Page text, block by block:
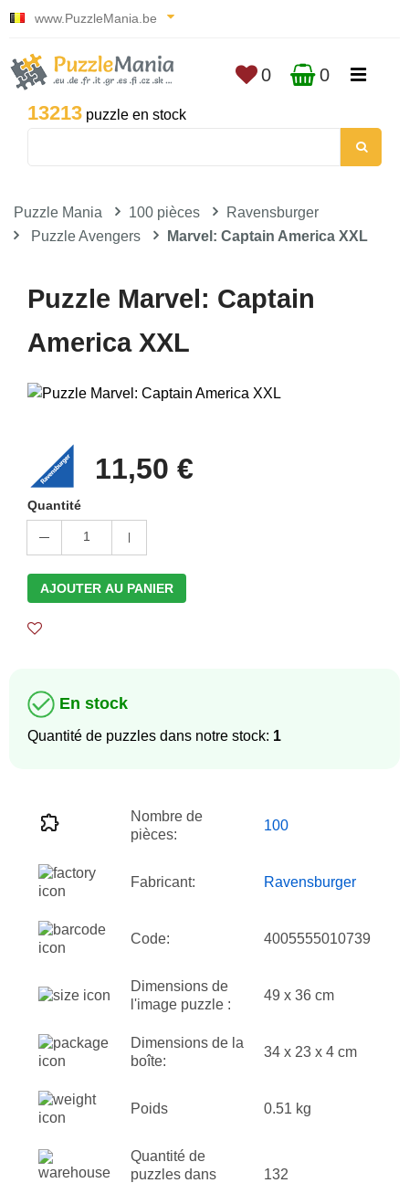
www.PuzzleMania.be
13213 puzzle en stock
0 0
Puzzle Mania 100 pièces
Ravensburger
Puzzle Avengers
Marvel: Captain America XXL
Puzzle Marvel: Captain
America XXL
11,50 €
Quantité
1
AJOUTER AU PANIER
En stock
Quantité de puzzles dans notre stock: 1
Nombre de
pièces:
100
Fabricant: Ravensburger
Code: 4005555010739
Dimensions de
l'image puzzle :
49 x 36 cm
Dimensions de la
boîte:
34 x 23 x 4 cm
Poids 0.51 kg
Quantité de
puzzles dans
132